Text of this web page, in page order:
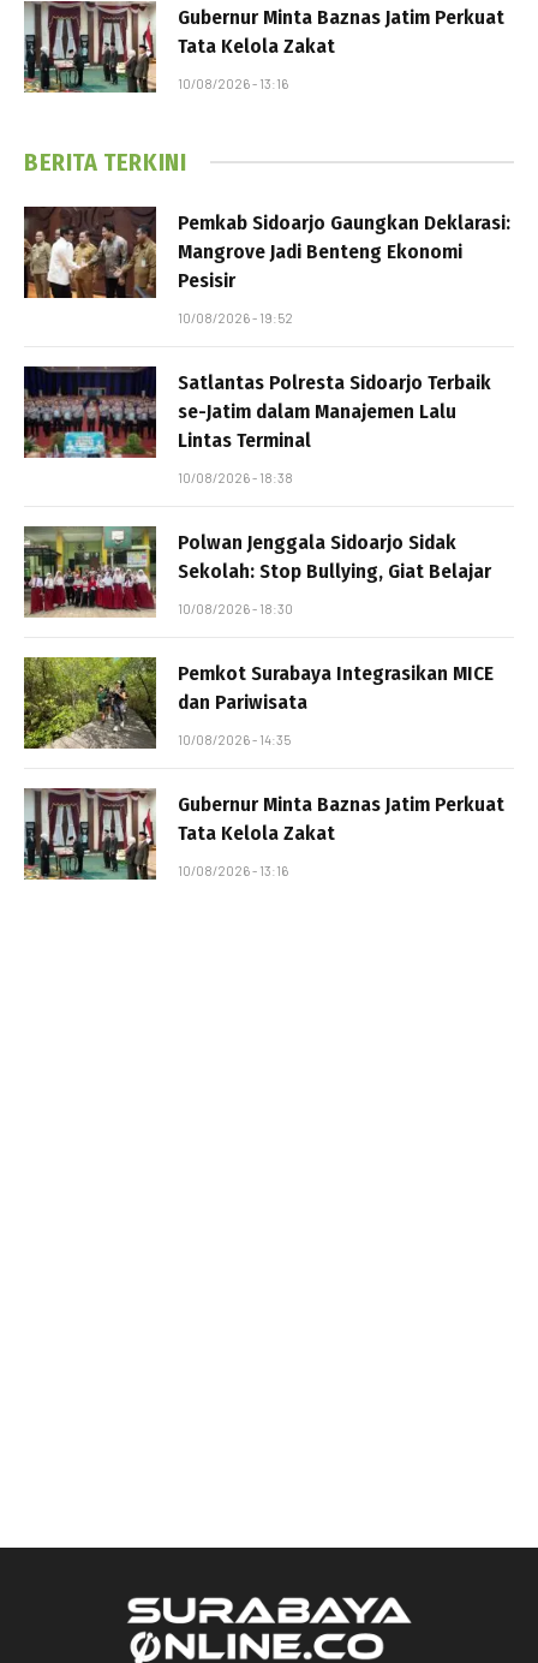
Gubernur Minta Baznas Jatim Perkuat
Tata Kelola Zakat
10/08/2026 - 13:16
BERITA TERKINI
Pemkab Sidoarjo Gaungkan Deklarasi:
Mangrove Jadi Benteng Ekonomi
Pesisir
10/08/2026 - 19:52
Satlantas Polresta Sidoarjo Terbaik
se-Jatim dalam Manajemen Lalu
Lintas Terminal
10/08/2026 - 18:38
Polwan Jenggala Sidoarjo Sidak
Sekolah: Stop Bullying, Giat Belajar
10/08/2026 - 18:30
Pemkot Surabaya Integrasikan MICE
dan Pariwisata
10/08/2026 - 14:35
Gubernur Minta Baznas Jatim Perkuat
Tata Kelola Zakat
10/08/2026 - 13:16